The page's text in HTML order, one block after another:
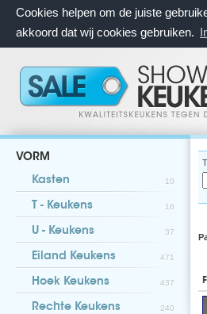
Cookies helpen om de juiste
akkoord dat wij cookies gebruiken.
VORM
Kasten 10
T - Keukens 16
U - Keukens 37
Eiland Keukens 471
Hoek Keukens 437
Rechte Keukens 240